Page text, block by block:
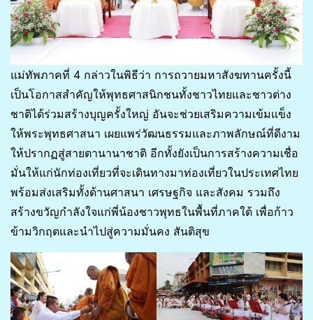
แม่ทัพภาคที่ 4 กล่าวในพิธีว่า การถวายมหาสังฆทานครั้งนี้
เป็นโอกาสสำคัญให้พุทธศาสนิกชนทั้งชาวไทยและชาวต่าง
ชาติได้ร่วมสร้างบุญครั้งใหญ่ อันจะช่วยเสริมความเข้มแข็ง
ให้พระพุทธศาสนา เผยแพร่วัฒนธรรมและภาพลักษณ์ที่ดีงาม
ให้ปรากฏสู่สายตานานาชาติ อีกทั้งยังเป็นการสร้างความเชื่อ
มั่นให้แก่นักท่องเที่ยวที่จะเดินทางมาท่องเที่ยวในประเทศไทย
พร้อมส่งเสริมทั้งด้านศาสนา เศรษฐกิจ และสังคม รวมถึง
สร้างขวัญกำลังใจแก่พี่น้องชาวพุทธในพื้นที่ภาคใต้ เพื่อก้าว
ข้ามวิกฤตและนำไปสู่ความมั่นคง สันติสุข